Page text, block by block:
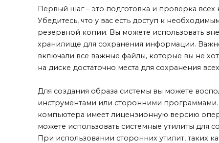
Первый шаг – это подготовка и проверка
Убедитесь, что у вас есть доступ к
резервной копии. Вы можете использовать
хранилище для сохранения информации.
включали все важные файлы, которые вы не
на диске достаточно места для сохранения
Для создания образа системы вы можете
инструментами или сторонними
компьютера имеет лицензионную версию
можете использовать системные утилиты для
При использовании сторонних утилит, таких